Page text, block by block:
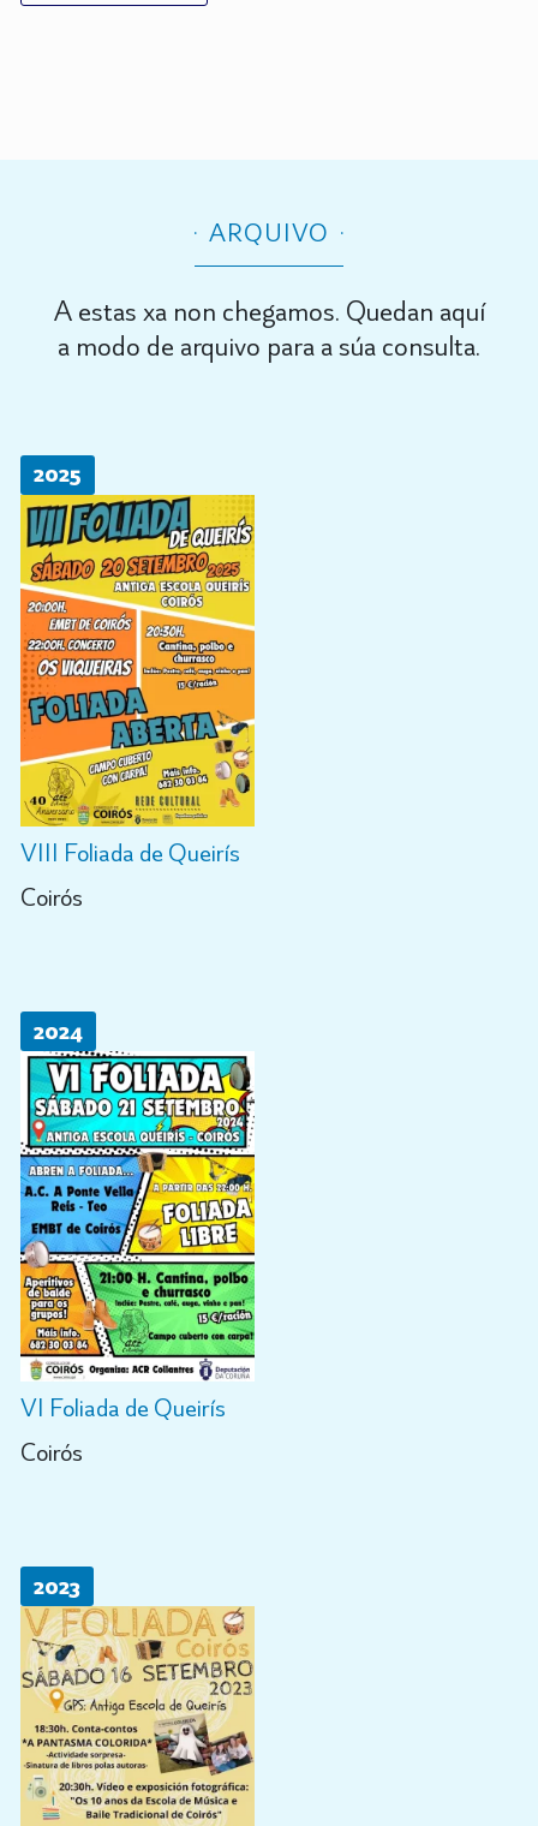
ARQUIVO
A estas xa non chegamos. Quedan aquí
a modo de arquivo para a súa consulta.
2025
VIII Foliada de Queirís
Coirós
2024
VI Foliada de Queirís
Coirós
2023